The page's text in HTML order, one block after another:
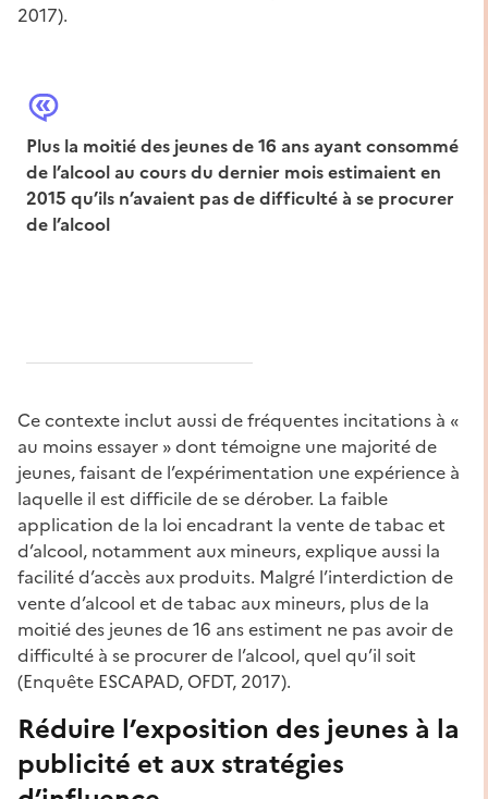
2017).
Plus la moitié des jeunes de 16 ans ayant consommé
de l’alcool au cours du dernier mois estimaient en
2015 qu’ils n’avaient pas de difficulté à se procurer
de l’alcool
Ce contexte inclut aussi de fréquentes incitations à «
au moins essayer » dont témoigne une majorité de
jeunes, faisant de l’expérimentation une expérience à
laquelle il est difficile de se dérober. La faible
application de la loi encadrant la vente de tabac et
d’alcool, notamment aux mineurs, explique aussi la
facilité d’accès aux produits. Malgré l’interdiction de
vente d’alcool et de tabac aux mineurs, plus de la
moitié des jeunes de 16 ans estiment ne pas avoir de
difficulté à se procurer de l’alcool, quel qu’il soit
(Enquête ESCAPAD, OFDT, 2017).
Réduire l’exposition des jeunes à la
publicité et aux stratégies